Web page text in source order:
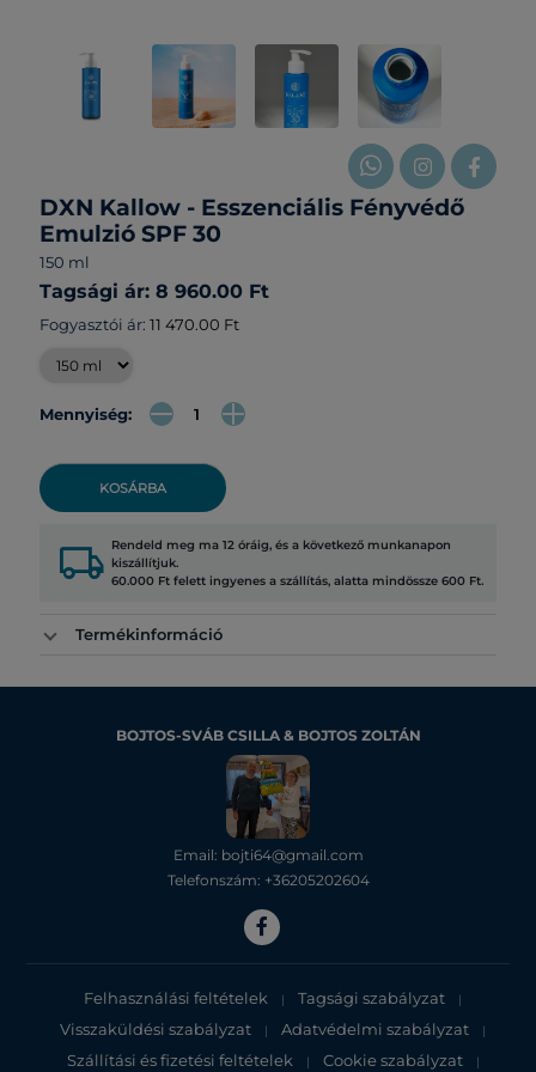
DXN Kallow - Esszenciális Fényvédő
Emulzió SPF 30
150 ml
Tagsági ár: 8 960.00 Ft
Fogyasztói ár: 11 470.00 Ft
Mennyiség:
KOSÁRBA
local_shipping Rendeld meg ma 12 óráig, és a következő munkanapon
kiszállítjuk.
60.000 Ft felett ingyenes a szállítás, alatta mindössze 600 Ft.
Termékinformáció
BOJTOS-SVÁB CSILLA & BOJTOS ZOLTÁN
Email: bojti64@gmail.com
Telefonszám: +36205202604
Felhasználási feltételek | Tagsági szabályzat |
Visszaküldési szabályzat | Adatvédelmi szabályzat |
Szállítási és fizetési feltételek | Cookie szabályzat |